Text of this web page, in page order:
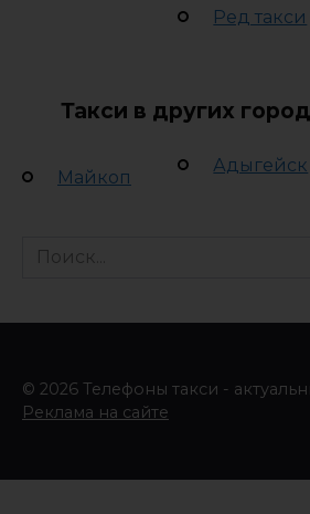
Ред такси
Такси в других
Майкоп
Адыгейск
Search
© 2026 Телефоны такси -
Реклама на сайте